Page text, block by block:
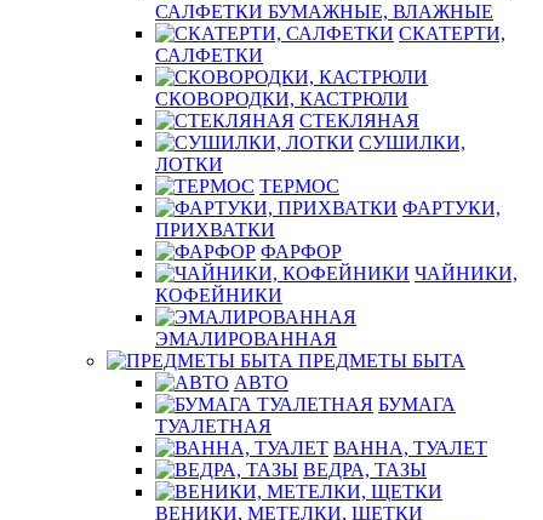
САЛФЕТКИ БУМАЖНЫЕ, ВЛАЖНЫЕ
СКАТЕРТИ,
САЛФЕТКИ
СКОВОРОДКИ, КАСТРЮЛИ
СТЕКЛЯНАЯ
СУШИЛКИ,
ЛОТКИ
ТЕРМОС
ФАРТУКИ,
ПРИХВАТКИ
ФАРФОР
ЧАЙНИКИ,
КОФЕЙНИКИ
ЭМАЛИРОВАННАЯ
ПРЕДМЕТЫ БЫТА
АВТО
БУМАГА
ТУАЛЕТНАЯ
ВАННА, ТУАЛЕТ
ВЕДРА, ТАЗЫ
ВЕНИКИ, МЕТЕЛКИ, ЩЕТКИ